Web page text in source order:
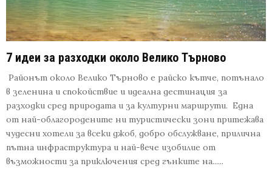
7 идеи за разходки около Велико Търново
Районът около Велико Търново е райско кътче, потънало
в зеленина и спокойствие и идеална дестинация за
разходки сред природата и за културни маршрути. Една
от най-облагородените ни туристически зони притежава
чудесни хотели за всеки джоб, добро обслужване, прилична
пътна инфраструктура и най-вече изобилие от
възможности за приключения сред гънките на......